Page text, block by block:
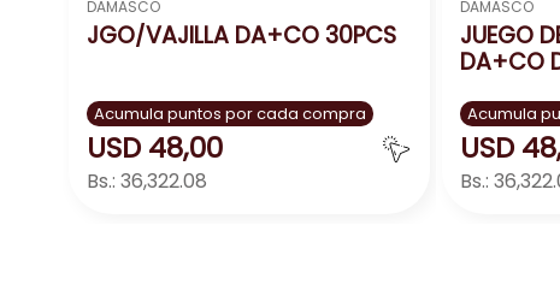
DAMASCO
JGO/VAJILLA DA+CO 30PCS
Acumula puntos por cada compra
USD 48,00
Bs.: 36,322.08
DAMASCO
JUEGO
DA+CO
Acumula
USD 48
Bs.: